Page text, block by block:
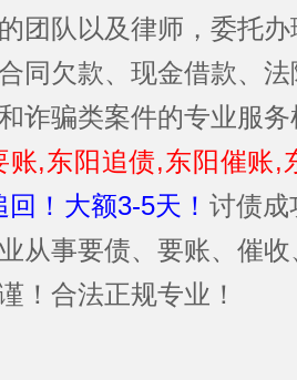
团队以及律师，委托
同欠款、现金借款、
诈骗类案件的专业服
账,东阳追债,东阳催账,
！大额3-5天！ 讨债成
从事要债、要账、催收
！合法正规专业！